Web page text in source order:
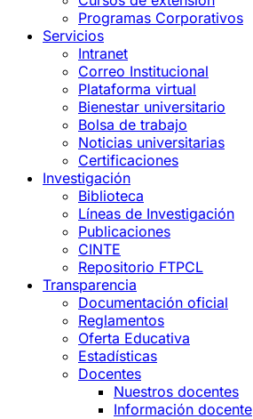
Programas Corporativos
Servicios
Intranet
Correo Institucional
Plataforma virtual
Bienestar universitario
Bolsa de trabajo
Noticias universitarias
Certificaciones
Investigación
Biblioteca
Líneas de Investigación
Publicaciones
CINTE
Repositorio FTPCL
Transparencia
Documentación oficial
Reglamentos
Oferta Educativa
Estadísticas
Docentes
Nuestros docentes
Información docente